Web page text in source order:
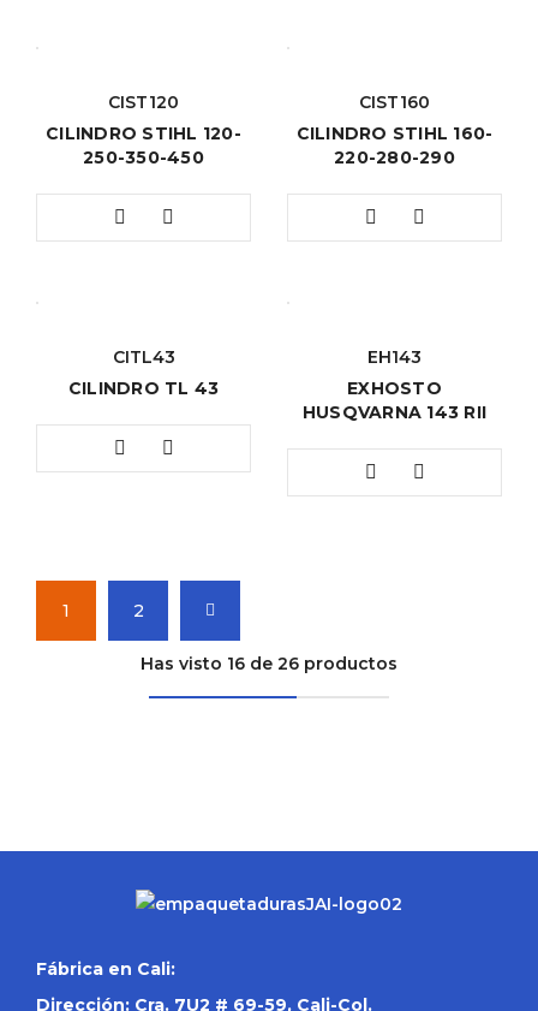
CIST120
CILINDRO STIHL 120-
250-350-450
CIST160
CILINDRO STIHL 160-
220-280-290
CITL43
CILINDRO TL 43
EH143
EXHOSTO
HUSQVARNA 143 RII
1 2
Has visto 16 de 26 productos
Fábrica en Cali:
Dirección: Cra. 7U2 # 69-59, Cali-Col.